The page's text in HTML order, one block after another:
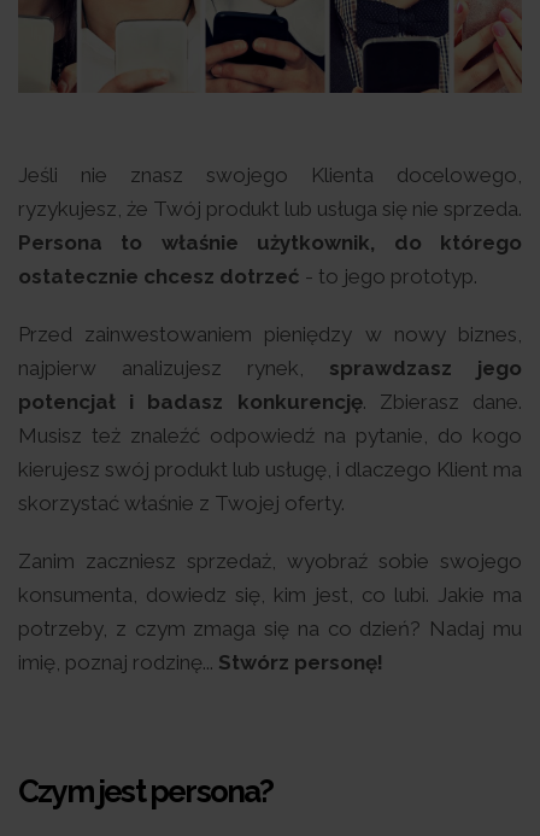
Jeśli nie znasz swojego Klienta docelowego,
ryzykujesz, że Twój produkt lub usługa się nie sprzeda.
Persona to właśnie użytkownik, do którego
ostatecznie chcesz dotrzeć - to jego prototyp.
Przed zainwestowaniem pieniędzy w nowy biznes,
najpierw analizujesz rynek, sprawdzasz jego
potencjał i badasz konkurencję. Zbierasz dane.
Musisz też znaleźć odpowiedź na pytanie, do kogo
kierujesz swój produkt lub usługę, i dlaczego Klient ma
skorzystać właśnie z Twojej oferty.
Zanim zaczniesz sprzedaż, wyobraź sobie swojego
konsumenta, dowiedz się, kim jest, co lubi. Jakie ma
potrzeby, z czym zmaga się na co dzień? Nadaj mu
imię, poznaj rodzinę... Stwórz personę!
Czym jest persona?